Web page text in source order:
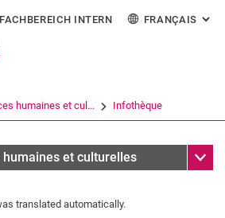
Jump directly to: content
Jump directly to: search
Jump directly to: main
form
Search (opens an external link in a
FACHBEREICH INTERN FRANÇAIS :
Italiano
humaines et cul... Infothèque
humaines et culturelles Sub
translated automatically.